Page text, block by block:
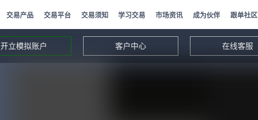
交易产品 交易平台 交易须知 学习交易 市场资讯 成为伙伴 跟单社区
开立模拟账户 客户中心 在线客服